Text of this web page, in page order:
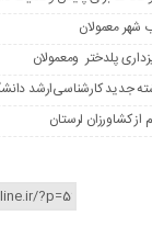
شهر معمولان
پلدختر ومعمولان